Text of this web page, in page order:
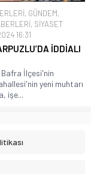
, GÜNDEM,
, SİYASET
16:31
İDDİALI
İlçesi'nin
yeni muhtarı
işe...